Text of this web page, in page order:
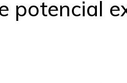
potencial